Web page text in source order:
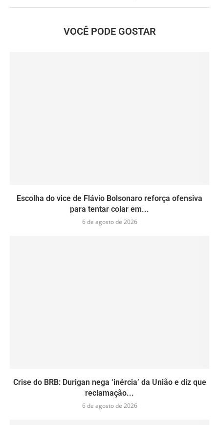
VOCÊ PODE GOSTAR
Escolha do vice de Flávio Bolsonaro reforça ofensiva
para tentar colar em...
6 de agosto de 2026
Crise do BRB: Durigan nega ‘inércia’ da União e diz que
reclamação...
6 de agosto de 2026